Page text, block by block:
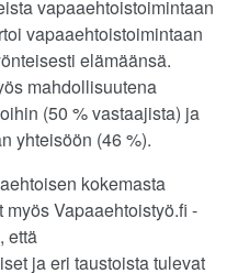
vapaaehtoistoimintaan
vapaaehtoistoimintaan
elämäänsä.
mahdollisuutena
(50 % vastaajista) ja
yhteisöön (46 %).
kokemasta
Vapaaehtoistyö.fi -
että
ja eri taustoista tulevat